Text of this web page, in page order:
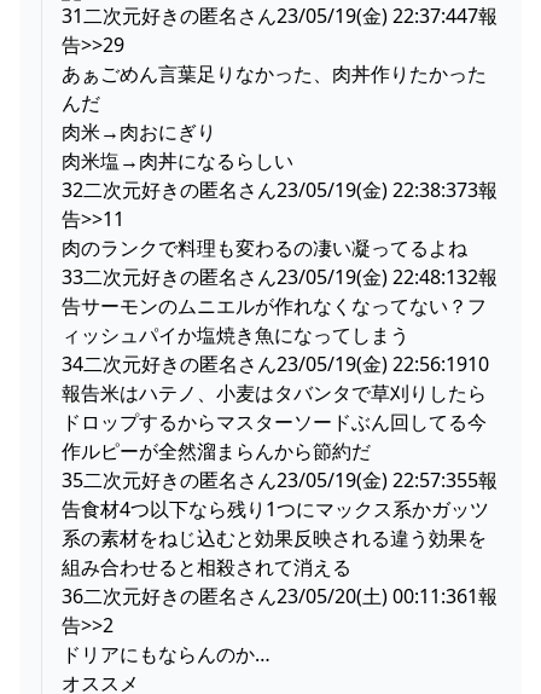
31二次元好きの匿名さん23/05/19(金) 22:37:447報
告>>29
あぁごめん言葉足りなかった、肉丼作りたかった
んだ
肉米→肉おにぎり
肉米塩→肉丼になるらしい
32二次元好きの匿名さん23/05/19(金) 22:38:373報
告>>11
肉のランクで料理も変わるの凄い凝ってるよね
33二次元好きの匿名さん23/05/19(金) 22:48:132報
告サーモンのムニエルが作れなくなってない？フ
ィッシュパイか塩焼き魚になってしまう
34二次元好きの匿名さん23/05/19(金) 22:56:1910
報告米はハテノ、小麦はタバンタで草刈りしたら
ドロップするからマスターソードぶん回してる今
作ルピーが全然溜まらんから節約だ
35二次元好きの匿名さん23/05/19(金) 22:57:355報
告食材4つ以下なら残り1つにマックス系かガッツ
系の素材をねじ込むと効果反映される違う効果を
組み合わせると相殺されて消える
36二次元好きの匿名さん23/05/20(土) 00:11:361報
告>>2
ドリアにもならんのか…
オススメ